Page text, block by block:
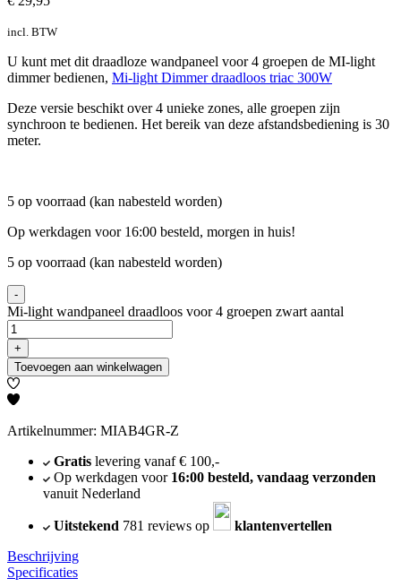
incl. BTW
U kunt met dit draadloze wandpaneel voor 4 groepen de MI-light
dimmer bedienen, Mi-light Dimmer draadloos triac 300W
Deze versie beschikt over 4 unieke zones, alle groepen zijn
synchroon te bedienen. Het bereik van deze afstandsbediening is 30
meter.
5 op voorraad (kan nabesteld worden)
Op werkdagen voor 16:00 besteld, morgen in huis!
5 op voorraad (kan nabesteld worden)
-
Mi-light wandpaneel draadloos voor 4 groepen zwart aantal
+
Toevoegen aan winkelwagen
Artikelnummer: MIAB4GR-Z
Gratislevering vanaf € 100,-
Op werkdagen voor 16:00 besteld, vandaag verzonden
vanuit Nederland
Uitstekend 781 reviews op
klantenvertellen
Beschrijving
Specificaties